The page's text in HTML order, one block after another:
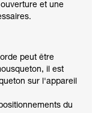
et une
peut être
il est
sur l'appareil
du